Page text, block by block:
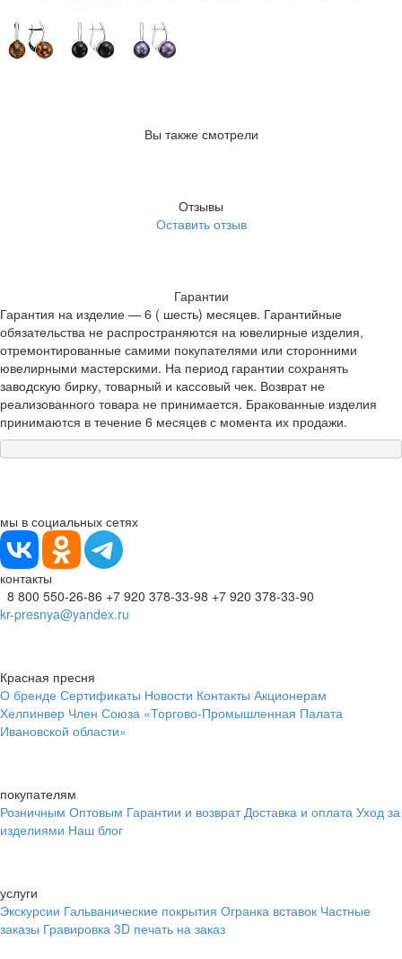
Вы также смотрели
Отзывы
Оставить отзыв
Гарантии
Гарантия на изделие — 6 ( шесть) месяцев. Гарантийные
обязательства не распространяются на ювелирные изделия,
отремонтированные самими покупателями или сторонними
ювелирными мастерскими. На период гарантии сохранять
заводскую бирку, товарный и кассовый чек. Возврат не
реализованного товара не принимается. Бракованные изделия
принимаются в течение 6 месяцев с момента их продажи.
мы в социальных сетях
контакты
8 800 550-26-86 +7 920 378-33-98 +7 920 378-33-90
kr-presnya@yandex.ru
Красная пресня
О бренде Сертификаты Новости Контакты Акционерам
Хелпинвер Член Союза «Торгово-Промышленная Палата
Ивановской области»
покупателям
Розничным Оптовым Гарантии и возврат Доставка и оплата Уход за
изделиями Наш блог
услуги
Экскурсии Гальванические покрытия Огранка вставок Частные
заказы Гравировка 3D печать на заказ